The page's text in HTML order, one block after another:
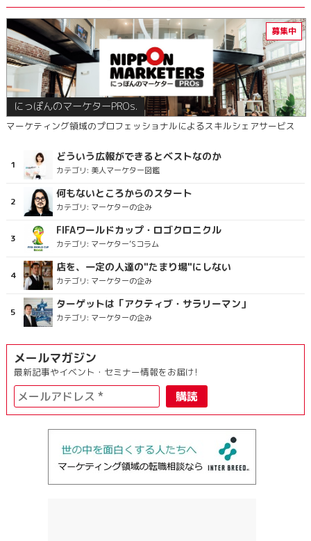
にっぽんのマーケターPROs.
マーケティング領域のプロフェッショナルによるスキルシェアサービス
どういう広報ができるとベストなのか
カテゴリ: 美人マーケター図鑑
何もないところからのスタート
カテゴリ: マーケターの企み
FIFAワールドカップ・ロゴクロニクル
カテゴリ: マーケター’Sコラム
店を、一定の人達の"たまり場"にしない
カテゴリ: マーケターの企み
ターゲットは「アクティブ・サラリーマン」
カテゴリ: マーケターの企み
メールマガジン
最新記事やイベント・セミナー情報をお届け!